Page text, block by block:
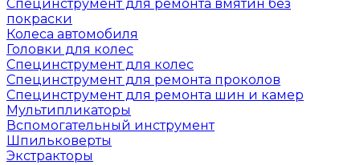
Специнструмент для ремонта вмятин без
покраски
Колеса автомобиля
Головки для колес
Специнструмент для колес
Специнструмент для ремонта проколов
Специнструмент для ремонта шин и камер
Мультипликаторы
Вспомогательный инструмент
Шпильковерты
Экстракторы